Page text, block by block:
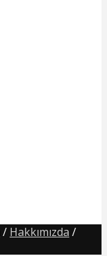
/ Hakkımızda /